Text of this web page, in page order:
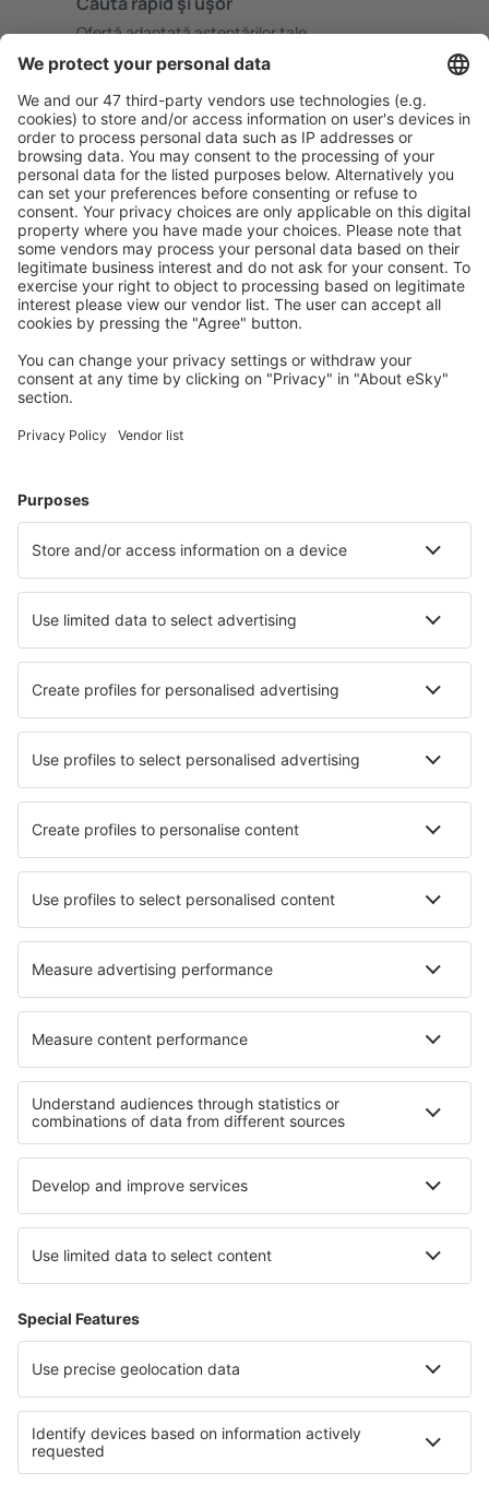
Ofertă adaptată aşteptărilor tale.
Planifică ȋn siguranţă
Rezervare fără griji cu opțiune gratuită de anulare.
Economiseşte mai mult
Prețuri atractive și oferte speciale pentru utilizatorii
conectați.
Cazarea preferată
Alege din peste 1,3 mil. de opţiuni: hoteluri, cabane,
Cele mai căutate cazări de către utilizatorii eSky
Cazare în Paris
Cazare în Le Cap d`Agde Cazare în Frejus
Cazare în Cannes Cazare în Fleury
Cazare în Saint-Etienne Cazare în La Baule-Escoublac
Cele mai bune locuri de cazare - orașe
Cazare în Bom Jardim da Serra Cazare în Beneden-Leeuwen
Cazare în Lingen Cazare în Desoto Lakes
Cazare Tyria Dodonis Cazare în Gonzaga
Cele mai bune locuri de cazare - regiuni
Cazare în Midi-Pyrenees Cazare în regiunea Munților Jura
Cazare în Bretania Cazare în Alpe d'Huez
Cazare în Les Menuires Cazare în Jungfrau
Cazare in Aukstaitija National Park Cazare În Suceava județul